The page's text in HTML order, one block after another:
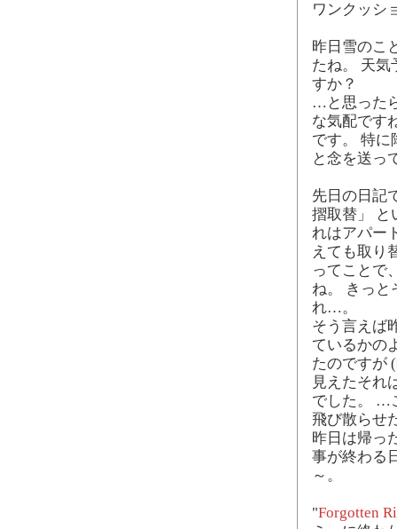
ワンクッシ
昨日雪のこ
たね。 天気
すか？
…と思った
な気配です
です。 特に
と念を送っ
先日の日記
摺取替」 と
れはアパー
えても取り
ってことで
ね。 きっと
れ…。
そう言えば
ているかの
たのですが
見えたそれ
でした。 …
飛び散らせ
昨日は帰っ
事が終わる
～。
"Forgotten